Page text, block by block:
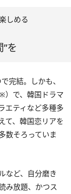
しめる
を
完結。しかも、
）で、韓国ドラマ
エティなど多種多
て、韓国恋リアを
数そろっていま
など、自分磨き
み放題、かつス